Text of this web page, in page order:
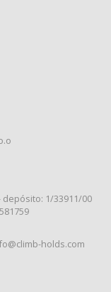
1/33911/00
holds.com